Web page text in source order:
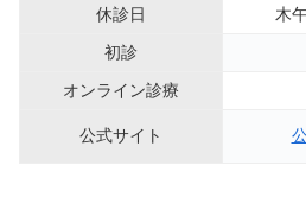
休診日
木
初診
オンライン診療
公式サイト